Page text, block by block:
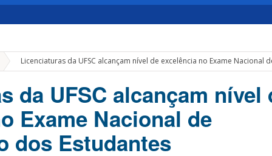
» Licenciaturas da UFSC alcançam nível de excelência no Exame Nacional
da UFSC alcançam nível
Exame Nacional de
dos Estudantes